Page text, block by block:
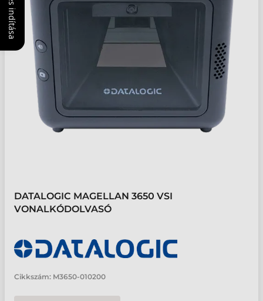
DATALOGIC MAGELLAN 3650 VSI
VONALKÓDOLVASÓ
Cikkszám: M3650-010200